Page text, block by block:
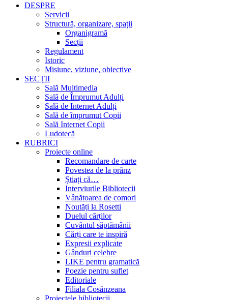
DESPRE
Servicii
Structură, organizare, spații
Organigramă
Secții
Regulament
Istoric
Misiune, viziune, obiective
SECȚII
Sală Multimedia
Sală de Împrumut Adulți
Sală de Internet Adulți
Sală de împrumut Copii
Sală Internet Copii
Ludotecă
RUBRICI
Proiecte online
Recomandare de carte
Povestea de la prânz
Știați că…
Interviurile Bibliotecii
Vânătoarea de comori
Noutăți la Rosetti
Duelul cărților
Cuvântul săptămânii
Cărți care te inspiră
Expresii explicate
Gânduri celebre
LIKE pentru gramatică
Poezie pentru suflet
Editoriale
Filiala Cosânzeana
Proiectele bibliotecii